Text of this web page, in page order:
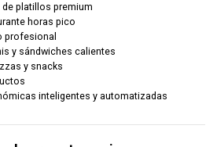
platillos premium
horas pico
profesional
y sándwiches calientes
y snacks
inteligentes y automatizadas